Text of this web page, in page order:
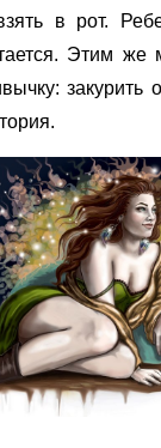
в рот.
Этим же
закурить